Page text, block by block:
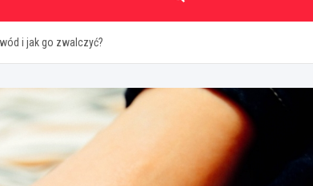
i jak go zwalczyć?